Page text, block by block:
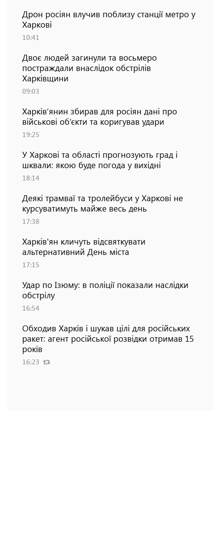
Дрон росіян влучив поблизу станції метро у
Харкові
10:41
Двоє людей загинули та восьмеро
постраждали внаслідок обстрілів
Харківщини
09:03
Харків’янин збирав для росіян дані про
військові об’єкти та коригував удари
19:25
У Харкові та області прогнозують град і
шквали: якою буде погода у вихідні
18:14
Деякі трамваї та тролейбуси у Харкові не
курсуватимуть майже весь день
17:38
Харків'ян кличуть відсвяткувати
альтернативний День міста
17:15
Удар по Ізюму: в поліції показали наслідки
обстрілу
16:54
Обходив Харків і шукав цілі для російських
ракет: агент російської розвідки отримав 15
років
16:23